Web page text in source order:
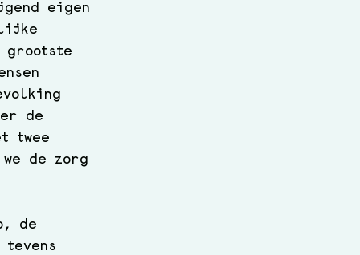
eigen
grootste
de
twee
de zorg
de
tevens